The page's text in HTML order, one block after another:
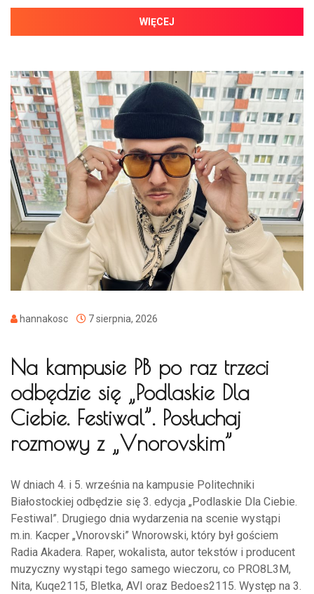
WIĘCEJ
hannakosc 7 sierpnia, 2026
Na kampusie PB po raz trzeci
odbędzie się „Podlaskie Dla
Ciebie. Festiwal”. Posłuchaj
rozmowy z „Vnorovskim”
W dniach 4. i 5. września na kampusie Politechniki
Białostockiej odbędzie się 3. edycja „Podlaskie Dla Ciebie.
Festiwal”. Drugiego dnia wydarzenia na scenie wystąpi
m.in. Kacper „Vnorovski” Wnorowski, który był gościem
Radia Akadera. Raper, wokalista, autor tekstów i producent
muzyczny wystąpi tego samego wieczoru, co PRO8L3M,
Nita, Kuqe2115, Bletka, AVI oraz Bedoes2115. Występ na 3.